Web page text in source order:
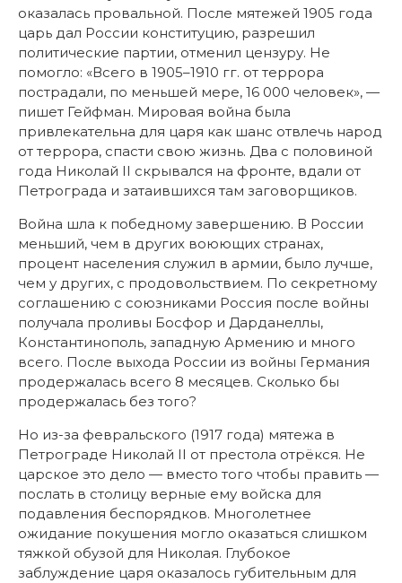
оказалась провальной. После мятежей 1905 года
царь дал России конституцию, разрешил
политические партии, отменил цензуру. Не
помогло: «Всего в 1905–1910 гг. от террора
пострадали, по меньшей мере, 16 000 человек», —
пишет Гейфман. Мировая война была
привлекательна для царя как шанс отвлечь народ
от террора, спасти свою жизнь. Два с половиной
года Николай II скрывался на фронте, вдали от
Петрограда и затаившихся там заговорщиков.
Война шла к победному завершению. В России
меньший, чем в других воюющих странах,
процент населения служил в армии, было лучше,
чем у других, с продовольствием. По секретному
соглашению с союзниками Россия после войны
получала проливы Босфор и Дарданеллы,
Константинополь, западную Армению и много
всего. После выхода России из войны Германия
продержалась всего 8 месяцев. Сколько бы
продержалась без того?
Но из-за февральского (1917 года) мятежа в
Петрограде Николай II от престола отрёкся. Не
царское это дело — вместо того чтобы править —
послать в столицу верные ему войска для
подавления беспорядков. Многолетнее
ожидание покушения могло оказаться слишком
тяжкой обузой для Николая. Глубокое
заблуждение царя оказалось губительным для